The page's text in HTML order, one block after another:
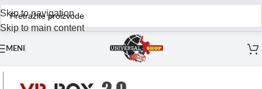
Skip to navigation
Skip to main content
MENI